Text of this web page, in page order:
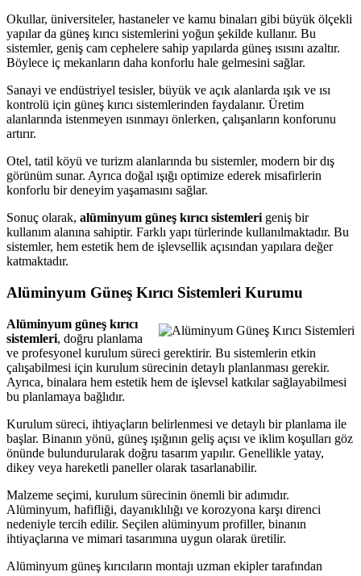
Okullar, üniversiteler, hastaneler ve kamu binaları gibi büyük ölçekli
yapılar da güneş kırıcı sistemlerini yoğun şekilde kullanır. Bu
sistemler, geniş cam cephelere sahip yapılarda güneş ısısını azaltır.
Böylece iç mekanların daha konforlu hale gelmesini sağlar.
Sanayi ve endüstriyel tesisler, büyük ve açık alanlarda ışık ve ısı
kontrolü için güneş kırıcı sistemlerinden faydalanır. Üretim
alanlarında istenmeyen ısınmayı önlerken, çalışanların konforunu
artırır.
Otel, tatil köyü ve turizm alanlarında bu sistemler, modern bir dış
görünüm sunar. Ayrıca doğal ışığı optimize ederek misafirlerin
konforlu bir deneyim yaşamasını sağlar.
Sonuç olarak, alüminyum güneş kırıcı sistemleri geniş bir
kullanım alanına sahiptir. Farklı yapı türlerinde kullanılmaktadır. Bu
sistemler, hem estetik hem de işlevsellik açısından yapılara değer
katmaktadır.
Alüminyum Güneş Kırıcı Sistemleri Kurumu
Alüminyum güneş kırıcı
sistemleri, doğru planlama
ve profesyonel kurulum süreci gerektirir. Bu sistemlerin etkin
çalışabilmesi için kurulum sürecinin detaylı planlanması gerekir.
Ayrıca, binalara hem estetik hem de işlevsel katkılar sağlayabilmesi
bu planlamaya bağlıdır.
Kurulum süreci, ihtiyaçların belirlenmesi ve detaylı bir planlama ile
başlar. Binanın yönü, güneş ışığının geliş açısı ve iklim koşulları göz
önünde bulundurularak doğru tasarım yapılır. Genellikle yatay,
dikey veya hareketli paneller olarak tasarlanabilir.
Malzeme seçimi, kurulum sürecinin önemli bir adımıdır.
Alüminyum, hafifliği, dayanıklılığı ve korozyona karşı direnci
nedeniyle tercih edilir. Seçilen alüminyum profiller, binanın
ihtiyaçlarına ve mimari tasarımına uygun olarak üretilir.
Alüminyum güneş kırıcıların montajı uzman ekipler tarafından